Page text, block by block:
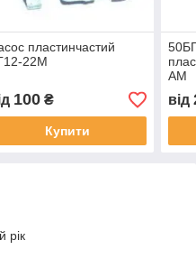
пластинчастий
22М
100₴
Купити
АМ
від
рік